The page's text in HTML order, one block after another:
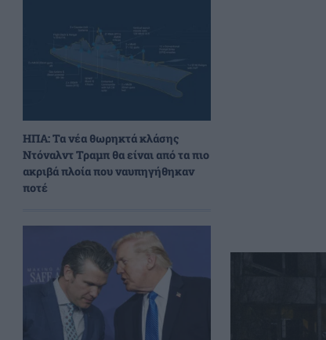
ΗΠΑ: Τα νέα θωρηκτά κλάσης
Ντόναλντ Τραμπ θα είναι από τα πιο
ακριβά πλοία που ναυπηγήθηκαν
ποτέ